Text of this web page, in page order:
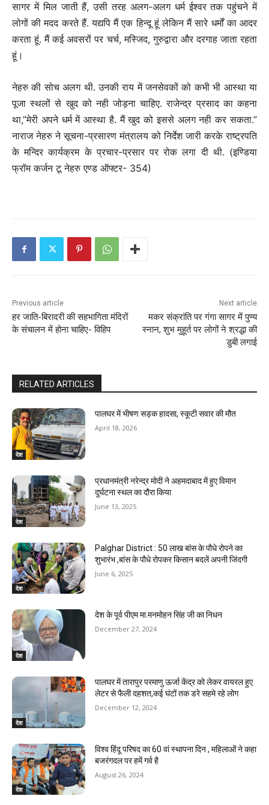
सागर में मिल जाती हैं, उसी तरह अलग-अलग धर्म ईश्वर तक पहुंचने में
लोगों की मदद करते हैं. यद्यपि मैं एक हिन्दू हूं लेकिन मैं सारे धर्मों का आदर
करता हूं. मैं कई अवसरों पर चर्च, मस्जिद, गुरुद्वारा और दरगाह जाता रहता
हूं।
नेहरु की सोच अलग थी. उनकी राय में जनसेवकों को कभी भी आस्था या
पूजा स्थलों से खुद को नही जोड़ना चाहिए. राजेन्द्र प्रसाद का कहना
था,”मेरी अपने धर्म में आस्था है. मैं खुद को इससे अलग नही कर सकता.”
नाराज नेहरु ने सूचना-प्रसारण मंत्रालय को निर्देश जारी करके राष्ट्रपति
के मन्दिर कार्यक्रम के प्रचार-प्रसार पर रोक लगा दी थी. (इण्डिया
फ्रॉम कर्जन टू नेहरु एण्ड ऑफ्टर- 354)
Previous article
हर जाति-बिरादरी की सहभागिता मंदिरों
के संचालन में होना चाहिए- विहिप
Next article
मकर संक्रांति पर गंगा सागर में पुण्य
स्नान, शुभ मुहूर्त पर लोगों ने श्रद्धा की
डुबी लगाई
RELATED ARTICLES
देश
पालघर में भीषण सड़क हादसा, स्कूटी सवार की मौत
April 18, 2026
देश
प्रधानमंत्री नरेन्द्र मोदी ने अहमदाबाद में हुए विमान
दुर्घटना स्थल का दौरा किया
June 13, 2025
देश
Palghar District : 50 लाख बांस के पौधे रोपने का
शुभारंभ ,बांस के पौधे रोपकर किसान बदलें अपनी जिंदगी
June 6, 2025
देश
देश के पूर्व पीएम मा.मनमोहन सिंह जी का निधन
December 27, 2024
देश
पालघर में तारापुर परमाणु ऊर्जा केंद्र को लेकर वायरल हुए
लेटर से फैली दहशत,कई घंटों तक डरे सहमे रहे लोग
December 12, 2024
देश
विश्व हिंदू परिषद का 60 वां स्थापना दिन , महिलाओं ने कहा
बजरंगदल पर हमें गर्व है
August 26, 2024